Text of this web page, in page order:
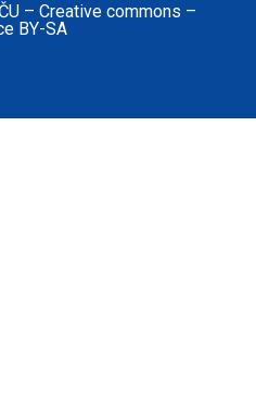
– Creative commons –
BY-SA